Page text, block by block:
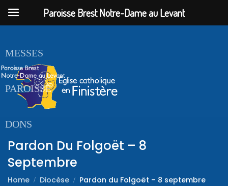
ACCUEIL
MESSES
PAROISSE
DONS
Pardon Du Folgoët – 8
Septembre
Home Diocèse Pardon du Folgoët – 8 septembre
Paroisse Brest Notre-Dame au Levant